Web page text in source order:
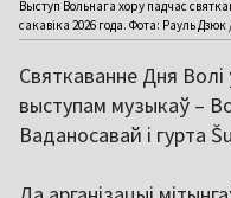
Выступ Вольнага хору падчас
сакавіка 2026 года. Фота: Рауль Дзюк
Святкаванне Дня
выступам музыкаў –
Ваданосавай і гурта